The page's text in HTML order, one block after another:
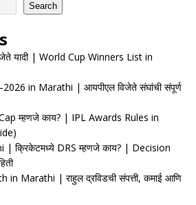
Search
यादी | World Cup Winners List in
in Marathi | आयपीएल विजेते संघांची संपूर्ण
म्हणजे काय? | IPL Awards Rules in
| क्रिकेटमध्ये DRS म्हणजे काय? | Decision
Marathi | राहुल द्रविडची संपत्ती, कमाई आणि